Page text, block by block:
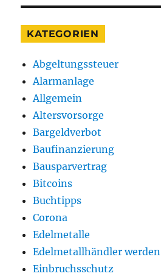
KATEGORIEN
Abgeltungssteuer
Alarmanlage
Allgemein
Altersvorsorge
Bargeldverbot
Baufinanzierung
Bausparvertrag
Bitcoins
Buchtipps
Corona
Edelmetalle
Edelmetallhändler werden
Einbruchsschutz